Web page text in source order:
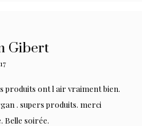
Gibert
produits ont l air vraiment bien.
. supers produits. merci
Belle soirée.